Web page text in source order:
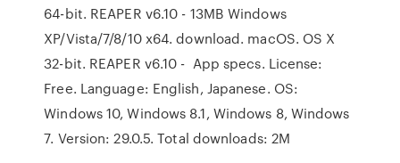
64-bit. REAPER v6.10 - 13MB Windows
XP/Vista/7/8/10 x64. download. macOS. OS X
32-bit. REAPER v6.10 - App specs. License:
Free. Language: English, Japanese. OS:
Windows 10, Windows 8.1, Windows 8, Windows
7. Version: 29.0.5. Total downloads: 2M